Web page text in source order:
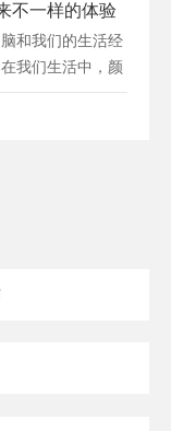
不一样的体验
和我们的生活经
我们生活中，颜